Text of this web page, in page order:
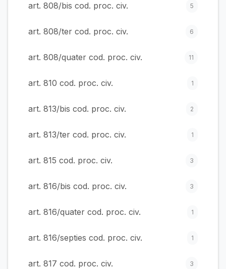
art. 808/bis cod. proc. civ. 5
art. 808/ter cod. proc. civ. 6
art. 808/quater cod. proc. civ. 11
art. 810 cod. proc. civ. 1
art. 813/bis cod. proc. civ. 2
art. 813/ter cod. proc. civ. 1
art. 815 cod. proc. civ. 3
art. 816/bis cod. proc. civ. 3
art. 816/quater cod. proc. civ. 1
art. 816/septies cod. proc. civ. 1
art. 817 cod. proc. civ. 3